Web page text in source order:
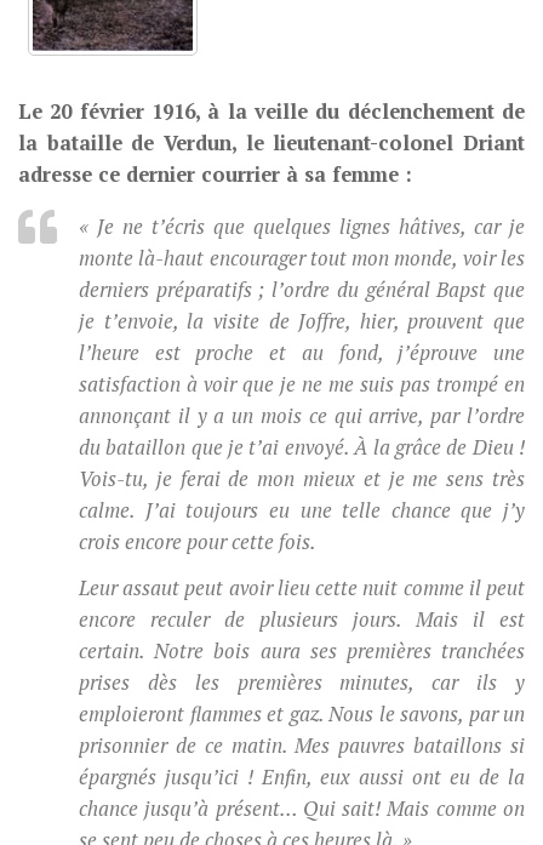
Le 20 février 1916, à la veille du déclenchement de
la bataille de Verdun, le lieutenant-colonel Driant
adresse ce dernier courrier à sa femme :
« Je ne t’écris que quelques lignes hâtives, car je
monte là-haut encourager tout mon monde, voir les
derniers préparatifs ; l’ordre du général Bapst que
je t’envoie, la visite de Joffre, hier, prouvent que
l’heure est proche et au fond, j’éprouve une
satisfaction à voir que je ne me suis pas trompé en
annonçant il y a un mois ce qui arrive, par l’ordre
du bataillon que je t’ai envoyé. À la grâce de Dieu !
Vois-tu, je ferai de mon mieux et je me sens très
calme. J’ai toujours eu une telle chance que j’y
crois encore pour cette fois.
Leur assaut peut avoir lieu cette nuit comme il peut
encore reculer de plusieurs jours. Mais il est
certain. Notre bois aura ses premières tranchées
prises dès les premières minutes, car ils y
emploieront flammes et gaz. Nous le savons, par un
prisonnier de ce matin. Mes pauvres bataillons si
épargnés jusqu’ici ! Enfin, eux aussi ont eu de la
chance jusqu’à présent… Qui sait! Mais comme on